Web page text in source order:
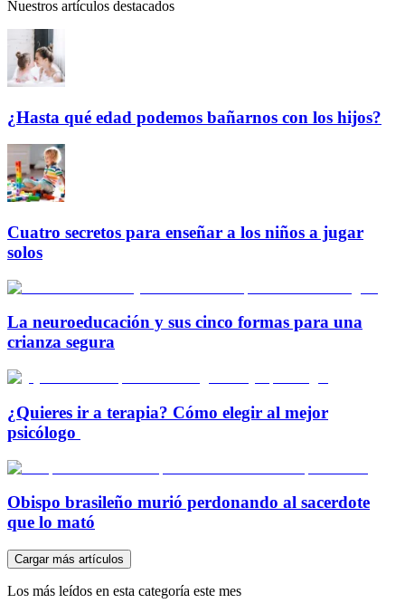
Nuestros artículos destacados
¿Hasta qué edad podemos bañarnos con los hijos?
Cuatro secretos para enseñar a los niños a jugar
solos
La neuroeducación y sus cinco formas para una
crianza segura
¿Quieres ir a terapia? Cómo elegir al mejor
psicólogo
Obispo brasileño murió perdonando al sacerdote
que lo mató
Cargar más artículos
Los más leídos en esta categoría este mes